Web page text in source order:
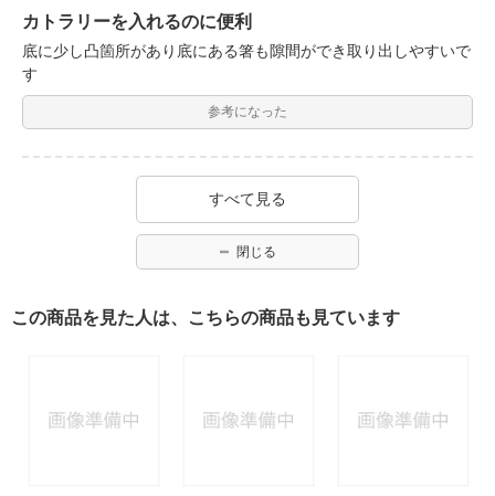
カトラリーを入れるのに便利
底に少し凸箇所があり底にある箸も隙間ができ取り出しやすいで
す
参考になった
すべて見る
閉じる
この商品を見た人は、こちらの商品も見ています